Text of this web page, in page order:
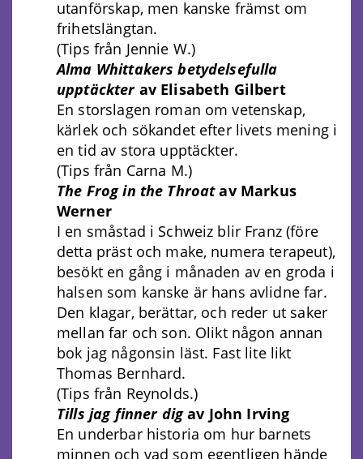
utanförskap, men kanske främst om
frihetslängtan.
(Tips från Jennie W.)
Alma Whittakers betydelsefulla
upptäckterav Elisabeth Gilbert
En storslagen roman om vetenskap,
kärlek och sökandet efter livets mening i
en tid av stora upptäckter.
(Tips från Carna M.)
The Frog in the Throatav Markus
Werner
I en småstad i Schweiz blir Franz (före
detta präst och make, numera terapeut),
besökt en gång i månaden av en groda i
halsen som kanske är hans avlidne far.
Den klagar, berättar, och reder ut saker
mellan far och son. Olikt någon annan
bok jag någonsin läst. Fast lite likt
Thomas Bernhard.
(Tips från Reynolds.)
Tills jag finner digav John Irving
En underbar historia om hur barnets
minnen och vad som egentligen hände